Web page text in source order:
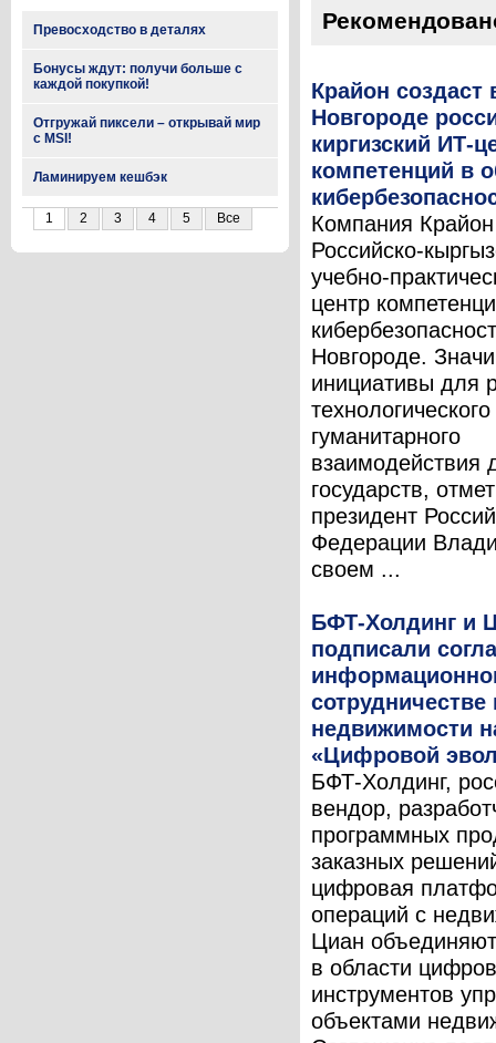
Превосходство в деталях
Бонусы ждут: получи больше с
каждой покупкой!
Отгружай пиксели – открывай мир
с MSI!
Ламинируем кешбэк
1 2 3 4 5 Все
Крайон
Новгороде
киргизский ИТ-
компетенций в
Компания Крайон
Российско-
учебно-
центр
Новгороде.
инициативы для
гуманитарного
взаимодействия
государств,
президент
Федерации
своем ...
БФТ-Холдинг и
подписали
недвижимости
«Цифровой
БФТ-Холдинг,
вендор,
программных
заказных
цифровая
операций с
Циан объединяют
в области
инструментов
объектами